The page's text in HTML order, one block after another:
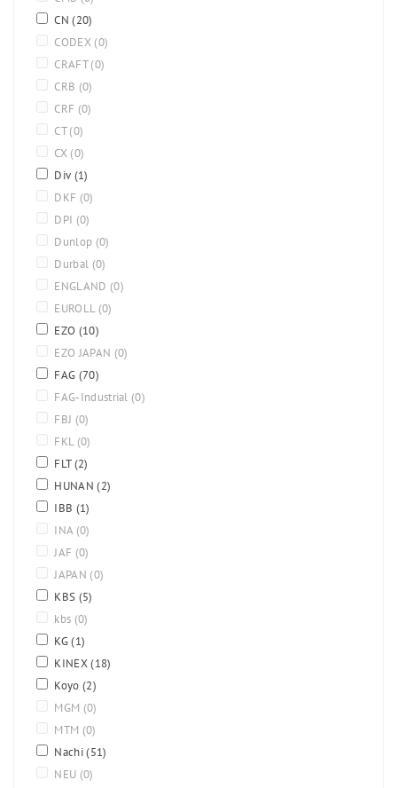
CN(20)
CODEX (0)
CRAFT(0)
CRB (0)
CRF (0)
CT(0)
CX (0)
Div (1)
DKF (0)
DPI (0)
Dunlop (0)
Durbal (0)
ENGLAND (0)
EUROLL (0)
EZO (10)
EZO JAPAN (0)
FAG (70)
FAG-Industrial (0)
FBJ (0)
FKL (0)
FLT(2)
HUNAN(2)
IBB (1)
INA (0)
JAF (0)
JAPAN (0)
KBS (5)
kbs (0)
KG(1)
KINEX(18)
Koyo (2)
MGM (0)
MTM (0)
Nachi(51)
NEU (0)